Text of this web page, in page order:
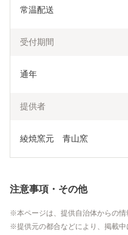
常温配送
受付期間
通年
提供者
綾焼窯元　青山窯
注意事項・その他
本ページは、提供自治体からの情
提供元の都合などにより、掲載